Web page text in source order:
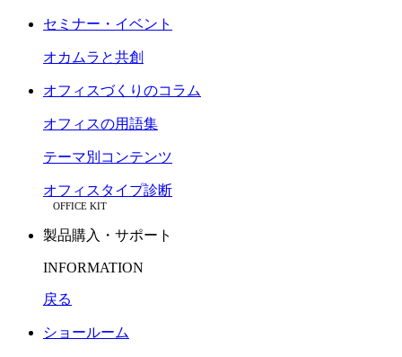
セミナー・イベント
オカムラと共創
オフィスづくりのコラム
オフィスの用語集
テーマ別コンテンツ
オフィスタイプ診断
OFFICE KIT
製品購入・サポート
INFORMATION
戻る
ショールーム